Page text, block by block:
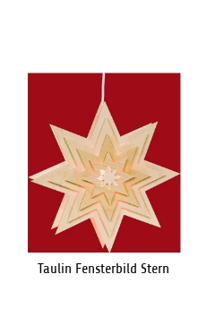
Taulin Fensterbild Stern